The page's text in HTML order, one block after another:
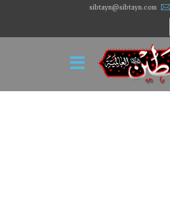
sibtayn@sibtayn.com